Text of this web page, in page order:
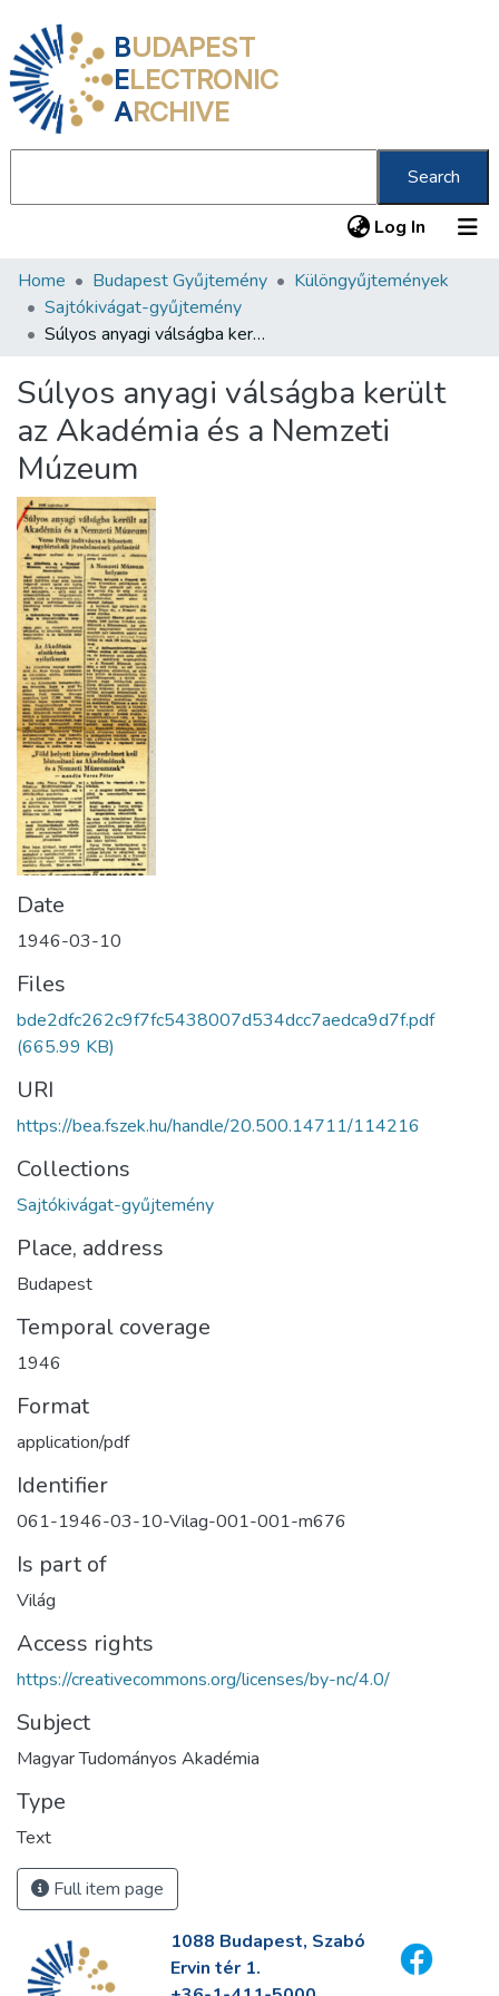
BUDAPEST
ELECTRONIC
ARCHIVE
Search
Log In (current)
Communities & Collections
All of DSpace
About us
Home Budapest Gyűjtemény
Különgyűjtemények
Sajtókivágat-gyűjtemény
Súlyos anyagi válságba került az Akadémia és a Nemzeti Múzeum
Súlyos anyagi válságba került
az Akadémia és a Nemzeti
Múzeum
Date
1946-03-10
Files
bde2dfc262c9f7fc5438007d534dcc7aedca9d7f.pdf
(665.99 KB)
URI
https://bea.fszek.hu/handle/20.500.14711/114216
Collections
Sajtókivágat-gyűjtemény
Place, address
Budapest
Temporal coverage
1946
Format
application/pdf
Identifier
061-1946-03-10-Vilag-001-001-m676
Is part of
Világ
Access rights
https://creativecommons.org/licenses/by-nc/4.0/
Subject
Magyar Tudományos Akadémia
Type
Text
Full item page
1088 Budapest, Szabó
Ervin tér 1.